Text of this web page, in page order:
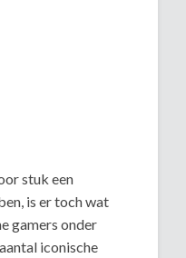
stuk een
is er toch wat
gamers onder
iconische